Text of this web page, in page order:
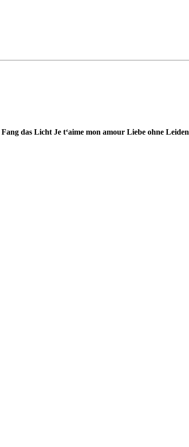
Fang das Licht Je t‘aime mon amour Liebe ohne Leiden